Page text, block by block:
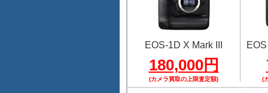
EOS-1D X Mark III
180,000円
(カメラ買取の上限査定額) (